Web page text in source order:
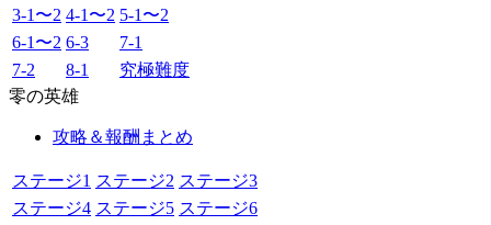
3-1〜2 4-1〜2 5-1〜2
6-1〜2 6-3
7-1
7-2
8-1
究極難度
零の英雄
攻略＆報酬まとめ
ステージ1 ステージ2 ステージ3
ステージ4 ステージ5 ステージ6